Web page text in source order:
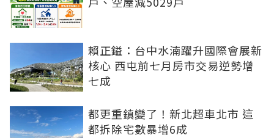
賴正鎰：台中水湳躍升國際會展新
核心 西屯前七月房市交易逆勢增
七成
都更重鎮變了！新北超車北市 這
都拆除宅數暴增6成